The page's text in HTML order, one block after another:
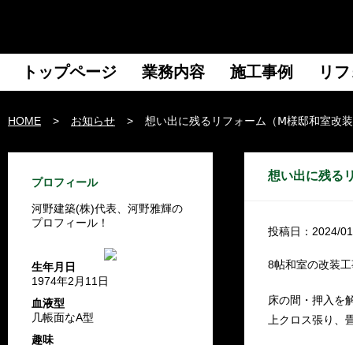
トップページ 業務内容 施工事例 リ
HOME > お知らせ > 想い出に残るリフォーム（Ⅿ様邸和室改
想い出に残る
投稿日：2024/
8帖和室の改装
床の間・押入を
上クロス張り、
プロフィール
河野建築(株)代表、河野雅輝の
プロフィール！
生年月日
1974年2月11日
血液型
几帳面なA型
趣味